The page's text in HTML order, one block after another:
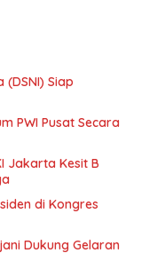
Siap
PWI Pusat Secara
Jakarta Kesit B
di Kongres
Dukung Gelaran